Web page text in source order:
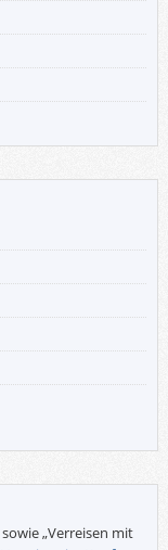
sowie „Verreisen mit